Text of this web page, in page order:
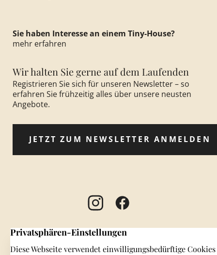
Sie haben Interesse an einem Tiny-House?
mehr erfahren
Wir halten Sie gerne auf dem Laufenden
Registrieren Sie sich für unseren Newsletter – so
erfahren Sie frühzeitig alles über unsere neusten
Angebote.
JETZT ZUM NEWSLETTER ANMELDEN
IMPRESSUM DATENSCHUTZERKLÄRUNG